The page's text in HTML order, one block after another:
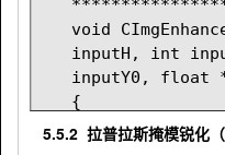
void
inputH, int
inputY0, float
{
unsigned char
int  i,j,k,l;
5.5.2 拉普拉斯掩模锐化（